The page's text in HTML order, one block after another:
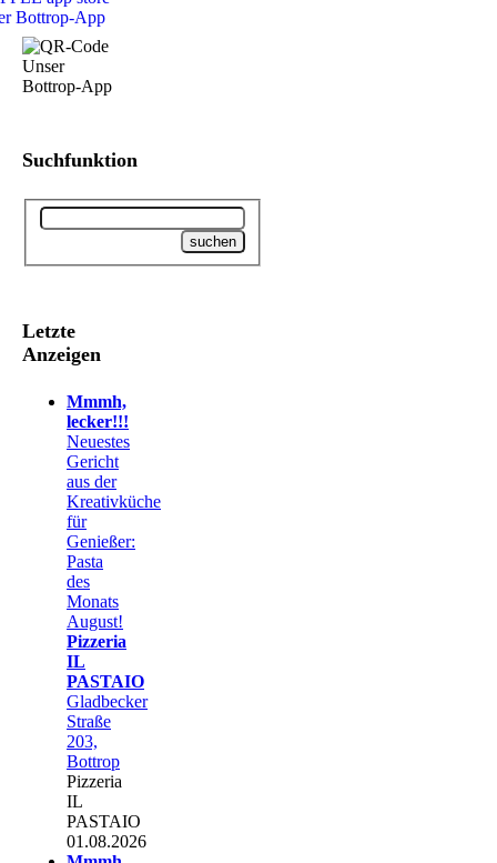
Suchfunktion
Letzte
Anzeigen
Mmmh,
lecker!!!
Neuestes
Gericht
aus der
Kreativküche
für
Genießer:
Pasta
des
Monats
August!
Pizzeria
IL
PASTAIO
Gladbecker
Straße
203,
Bottrop
Pizzeria
IL
PASTAIO
01.08.2026